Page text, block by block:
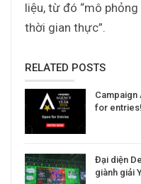
liệu, từ đó “mô
thời gian thực”.
RELATED POSTS
for entries!
Đại diện
giành giải